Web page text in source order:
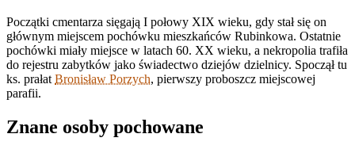
Początki cmentarza sięgają I połowy XIX wieku, gdy stał się on
głównym miejscem pochówku mieszkańców Rubinkowa. Ostatnie
pochówki miały miejsce w latach 60. XX wieku, a nekropolia trafiła
do rejestru zabytków jako świadectwo dziejów dzielnicy. Spoczął tu
ks. prałatBronisław Porzych, pierwszy proboszcz miejscowej
parafii.
Znane osoby pochowane